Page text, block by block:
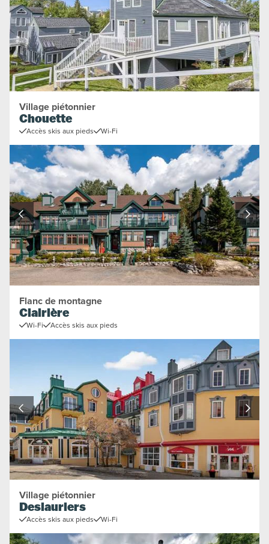
Village piétonnier
Chouette
Accès skis aux pieds Wi-Fi
Flanc de montagne
Clairière
Wi-Fi Accès skis aux pieds
Village piétonnier
Deslauriers
Accès skis aux pieds Wi-Fi